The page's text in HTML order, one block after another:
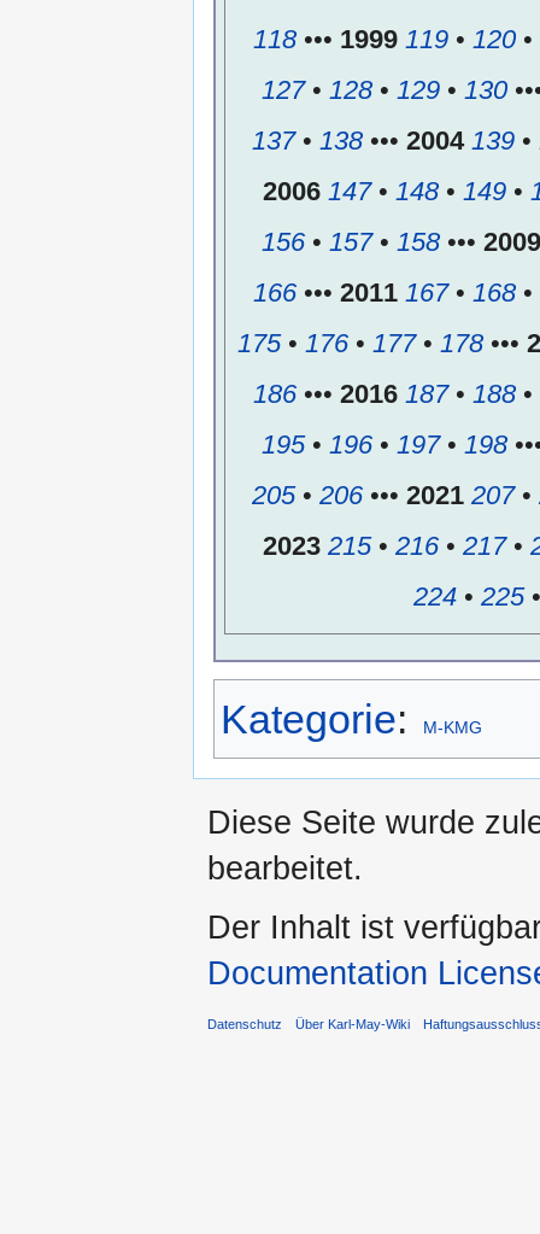
118••• 1999 119• 120•
127• 128• 129• 130
137• 138••• 2004 139•
2006 147• 148• 149•
156• 157• 158••• 2009
166••• 2011 167• 168•
175• 176• 177• 178•••
186••• 2016 187• 188•
195• 196• 197• 198
205• 206••• 2021 207•
2023 215• 216• 217•
224• 225
Kategorie: M-KMG
Diese Seite wurde
bearbeitet.
Der Inhalt ist
Documentation
Datenschutz Über Karl-May-Wiki